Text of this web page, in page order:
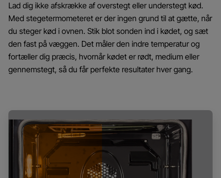
Lad dig ikke afskrække af overstegt eller understegt kød.
Med stegetermometeret er der ingen grund til at gætte, når
du steger kød i ovnen. Stik blot sonden ind i kødet, og sæt
den fast på væggen. Det måler den indre temperatur og
fortæller dig præcis, hvornår kødet er rødt, medium eller
gennemstegt, så du får perfekte resultater hver gang.